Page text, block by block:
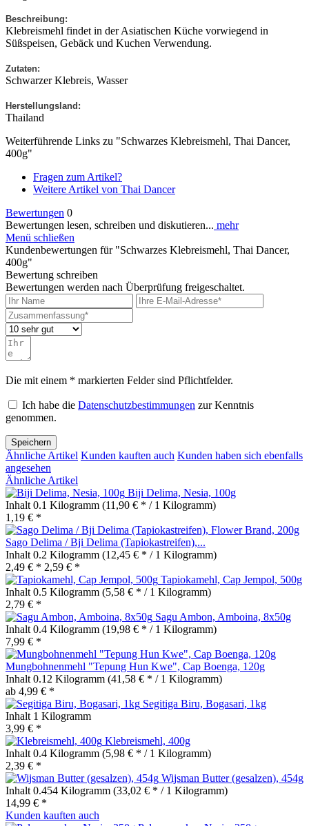
Beschreibung:
Klebreismehl findet in der Asiatischen Küche vorwiegend in
Süßspeisen, Gebäck und Kuchen Verwendung.
Zutaten:
Schwarzer Klebreis, Wasser
Herstellungsland:
Thailand
Weiterführende Links zu "Schwarzes Klebreismehl, Thai Dancer,
400g"
Fragen zum Artikel?
Weitere Artikel von Thai Dancer
Bewertungen 0
Bewertungen lesen, schreiben und diskutieren... mehr
Menü schließen
Kundenbewertungen für "Schwarzes Klebreismehl, Thai Dancer,
400g"
Bewertung schreiben
Bewertungen werden nach Überprüfung freigeschaltet.
Die mit einem * markierten Felder sind Pflichtfelder.
Ich habe die Datenschutzbestimmungen zur Kenntnis
genommen.
Speichern
Ähnliche Artikel Kunden kauften auch Kunden haben sich ebenfalls
angesehen
Ähnliche Artikel
Biji Delima, Nesia, 100g
Inhalt 0.1 Kilogramm (11,90 € * / 1 Kilogramm)
1,19 € *
Sago Delima / Bji Delima (Tapiokastreifen),...
Inhalt 0.2 Kilogramm (12,45 € * / 1 Kilogramm)
2,49 € * 2,59 € *
Tapiokamehl, Cap Jempol, 500g
Inhalt 0.5 Kilogramm (5,58 € * / 1 Kilogramm)
2,79 € *
Sagu Ambon, Amboina, 8x50g
Inhalt 0.4 Kilogramm (19,98 € * / 1 Kilogramm)
7,99 € *
Mungbohnenmehl "Tepung Hun Kwe", Cap Boenga, 120g
Inhalt 0.12 Kilogramm (41,58 € * / 1 Kilogramm)
ab 4,99 € *
Segitiga Biru, Bogasari, 1kg
Inhalt 1 Kilogramm
3,99 € *
Klebreismehl, 400g
Inhalt 0.4 Kilogramm (5,98 € * / 1 Kilogramm)
2,39 € *
Wijsman Butter (gesalzen), 454g
Inhalt 0.454 Kilogramm (33,02 € * / 1 Kilogramm)
14,99 € *
Kunden kauften auch